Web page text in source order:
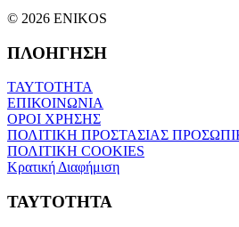
© 2026 ENIKOS
ΠΛΟΗΓΗΣΗ
ΤΑΥΤΟΤΗΤΑ
ΕΠΙΚΟΙΝΩΝΙΑ
ΟΡΟΙ ΧΡΗΣΗΣ
ΠΟΛΙΤΙΚΗ ΠΡΟΣΤΑΣΙΑΣ
ΠΟΛΙΤΙΚΗ COOKIES
Κρατική Διαφήμιση
ΤΑΥΤΟΤΗΤΑ